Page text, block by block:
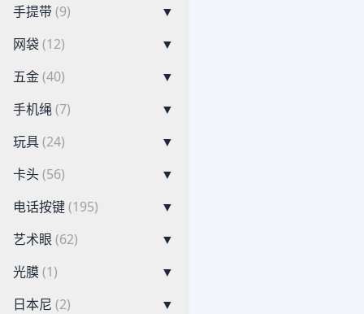
手提带(9)
▼
网袋(12)
▼
五金(40)
▼
手机绳(7)
▼
玩具(24)
▼
卡头(56)
▼
电话按键(195)
▼
艺术眼 (62)
▼
光膜(1)
▼
日本尼 (2)
▼